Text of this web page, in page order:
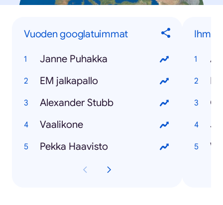
Vuoden googlatuimmat
Janne Puhakka
EM jalkapallo
Alexander Stubb
Vaalikone
Pekka Haavisto